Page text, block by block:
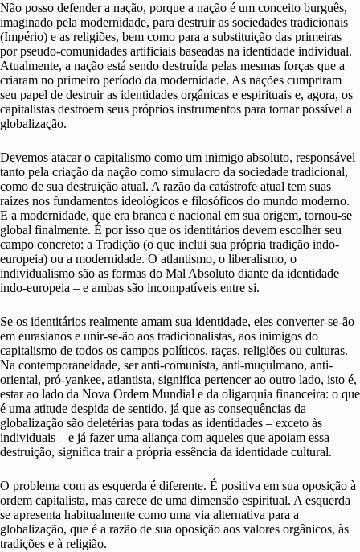
Não posso defender a nação, porque a nação é um conceito burguês,
imaginado pela modernidade, para destruir as sociedades tradicionais
(Império) e as religiões, bem como para a substituição das primeiras
por pseudo-comunidades artificiais baseadas na identidade individual.
Atualmente, a nação está sendo destruída pelas mesmas forças que a
criaram no primeiro período da modernidade. As nações cumpriram
seu papel de destruir as identidades orgânicas e espirituais e, agora, os
capitalistas destroem seus próprios instrumentos para tornar possível a
globalização.
Devemos atacar o capitalismo como um inimigo absoluto, responsável
tanto pela criação da nação como simulacro da sociedade tradicional,
como de sua destruição atual. A razão da catástrofe atual tem suas
raízes nos fundamentos ideológicos e filosóficos do mundo moderno.
E a modernidade, que era branca e nacional em sua origem, tornou-se
global finalmente. É por isso que os identitários devem escolher seu
campo concreto: a Tradição (o que inclui sua própria tradição indo-
europeia) ou a modernidade. O atlantismo, o liberalismo, o
individualismo são as formas do Mal Absoluto diante da identidade
indo-europeia – e ambas são incompatíveis entre si.
Se os identitários realmente amam sua identidade, eles converter-se-ão
em eurasianos e unir-se-ão aos tradicionalistas, aos inimigos do
capitalismo de todos os campos políticos, raças, religiões ou culturas.
Na contemporaneidade, ser anti-comunista, anti-muçulmano, anti-
oriental, pró-yankee, atlantista, significa pertencer ao outro lado, isto é,
estar ao lado da Nova Ordem Mundial e da oligarquia financeira: o que
é uma atitude despida de sentido, já que as consequências da
globalização são deletérias para todas as identidades – exceto às
individuais – e já fazer uma aliança com aqueles que apoiam essa
destruição, significa trair a própria essência da identidade cultural.
O problema com as esquerda é diferente. É positiva em sua oposição à
ordem capitalista, mas carece de uma dimensão espiritual. A esquerda
se apresenta habitualmente como uma via alternativa para a
globalização, que é a razão de sua oposição aos valores orgânicos, às
tradições e à religião.